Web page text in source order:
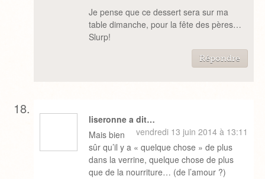
Je pense que ce dessert sera sur ma
table dimanche, pour la fête des pères…
Slurp!
Répondre
liseronne a dit…
vendredi 13 juin 2014 à 13:11
Mais bien
sûr qu’il y a « quelque chose » de plus
dans la verrine, quelque chose de plus
que de la nourriture… (de l’amour ?)